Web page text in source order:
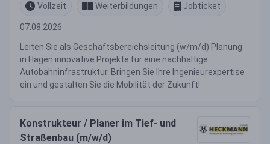
Vollzeit
Weiterbildungen Jobticket
07.08.2026
Leiten Sie als Geschäftsbereichsleitung (w/m/d) Planung
in Hagen innovative Projekte für eine nachhaltige
Autobahninfrastruktur. Bringen Sie Ihre Ingenieurexpertise
ein und gestalten Sie die Mobilität der Zukunft!
Konstrukteur / Planer im Tief- und
Straßenbau (m/w/d)